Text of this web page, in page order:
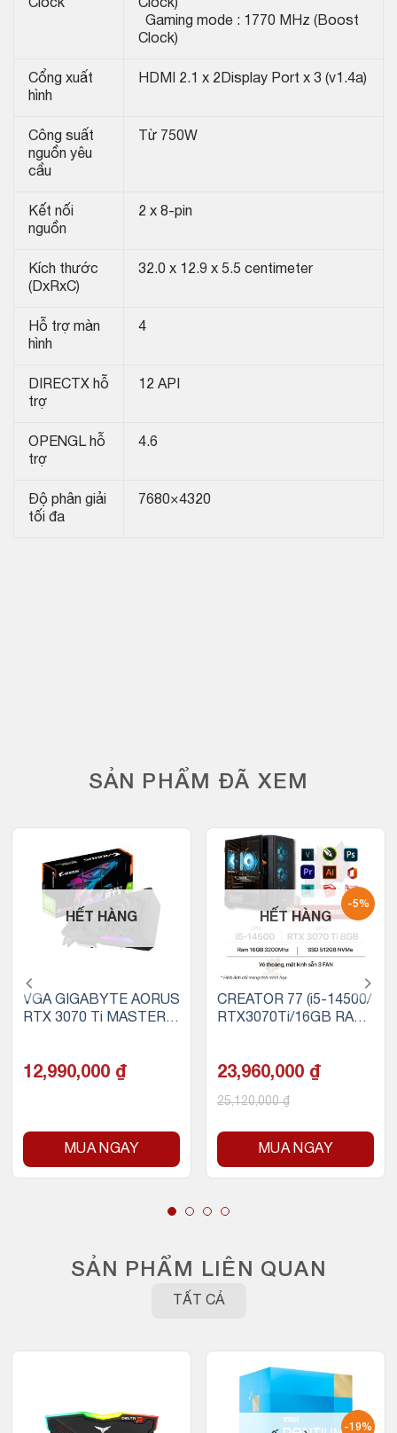
Clock
Clock)
Gaming mode : 1770 MHz (Boost
Clock)
Cổng xuất
hình
HDMI 2.1 x 2Display Port x 3 (v1.4a)
Công suất
nguồn yêu
cầu
Từ 750W
Kết nối
nguồn
2 x 8-pin
Kích thước
(DxRxC)
32.0 x 12.9 x 5.5 centimeter
Hỗ trợ màn
hình
4
DIRECTX hỗ
trợ
12 API
OPENGL hỗ
trợ
4.6
Độ phân giải
tối đa
7680×4320
SẢN PHẨM ĐÃ XEM
HẾT HÀNG
VGA GIGABYTE AORUS
RTX 3070 Ti MASTER 8
12,990,000 ₫
MUA NGAY
-5%
HẾT HÀNG
CREATOR 77 (i5-14500/
RTX3070Ti/16GB RAM/
23,960,000 ₫
25,120,000₫
MUA NGAY
SẢN PHẨM LIÊN QUAN
TẤT CẢ
-19%